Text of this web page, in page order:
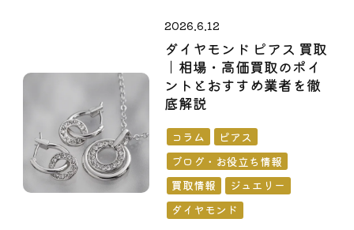
2026.6.12
ダイヤモンド ピアス 買取
｜相場・高価買取のポイ
ントとおすすめ業者を徹
底解説
コラム
ピアス
ブログ・お役立ち情報
買取情報
ジュエリー
ダイヤモンド